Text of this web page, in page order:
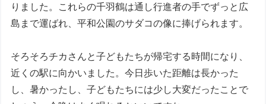
りました。これらの千羽鶴は通し行進者の手でずっと広
島まで運ばれ、平和公園のサダコの像に捧げられます。
そろそろチカさんと子どもたちが帰宅する時間になり、
近くの駅に向かいました。今日歩いた距離は長かった
し、暑かったし、子どもたちには少し大変だったことで